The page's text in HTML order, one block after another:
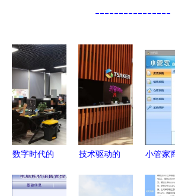
----------------
数字时代的
一家高科技
技术驱动的
小管家
计算机